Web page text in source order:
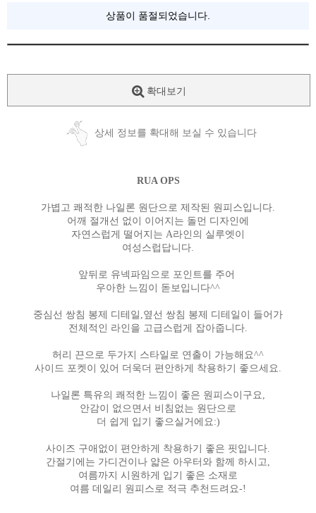
상품이 품절되었습니다.
확대보기
상세 정보를 확대해 보실 수 있습니다
RUA OPS
가볍고 쾌적한 나일론 원단으로 제작된 원피스입니다.
어깨 절개선 없이 이어지는 돌먼 디자인에
자연스럽게 떨어지는 A라인의 실루엣이
여성스럽답니다.
앞뒤로 유넥파임으로 포인트를 주어
우아한 느낌이 돋보입니다^^
중심선 쌍침 봉제 디테일,옆선 쌍침 봉제 디테일이 들어가
전체적인 라인을 고급스럽게 잡아줍니다.
허리 끈으로 두가지 스타일로 연출이 가능해요^^
사이드 포켓이 있어 더욱더 편안하게 착용하기 좋으세요.
나일론 특유의 쾌적한 느낌이 좋은 원피스이구요,
안감이 없으면서 비침없는 원단으로
더 쉽게 입기 좋으실거에요:)
사이즈 구애없이 편안하게 착용하기 좋은 핏입니다.
간절기에는 가디건이나 얇은 아우터와 함께 하시고,
여름까지 시원하게 입기 좋은 소재로
여름 데일리 원피스로 적극 추천드려요-!